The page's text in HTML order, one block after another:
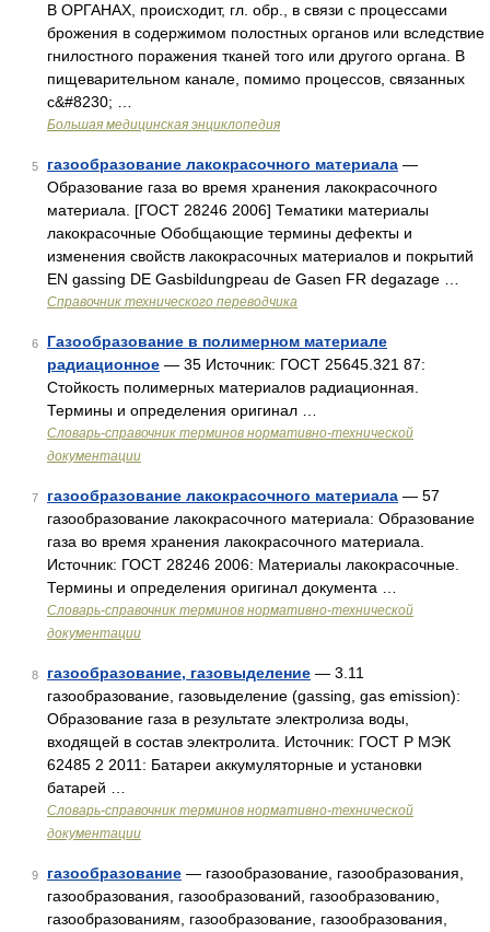
В ОРГАНАХ, происходит, гл. обр., в связи с процессами
брожения в содержимом полостных органов или вследствие
гнилостного поражения тканей того или другого органа. В
пищеварительном канале, помимо процессов, связанных
с&#8230; …
Большая медицинская энциклопедия
5 газообразование лакокрасочного материала —
Образование газа во время хранения лакокрасочного
материала. [ГОСТ 28246 2006] Тематики материалы
лакокрасочные Обобщающие термины дефекты и
изменения свойств лакокрасочных материалов и покрытий
EN gassing DE Gasbildungpeau de Gasen FR degazage …
Справочник технического переводчика
6
Газообразование в полимерном материале
радиационное — 35 Источник: ГОСТ 25645.321 87:
Стойкость полимерных материалов радиационная.
Термины и определения оригинал …
Словарь-справочник терминов нормативно-технической
документации
7 газообразование лакокрасочного материала — 57
газообразование лакокрасочного материала: Образование
газа во время хранения лакокрасочного материала.
Источник: ГОСТ 28246 2006: Материалы лакокрасочные.
Термины и определения оригинал документа …
Словарь-справочник терминов нормативно-технической
документации
8 газообразование, газовыделение — 3.11
газообразование, газовыделение (gassing, gas emission):
Образование газа в результате электролиза воды,
входящей в состав электролита. Источник: ГОСТ Р МЭК
62485 2 2011: Батареи аккумуляторные и установки
батарей …
Словарь-справочник терминов нормативно-технической
документации
9 газообразование — газообразование, газообразования,
газообразования, газообразований, газообразованию,
газообразованиям, газообразование, газообразования,